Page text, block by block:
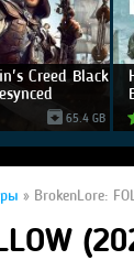
Creed Black
65.4 GB
» BrokenLore: